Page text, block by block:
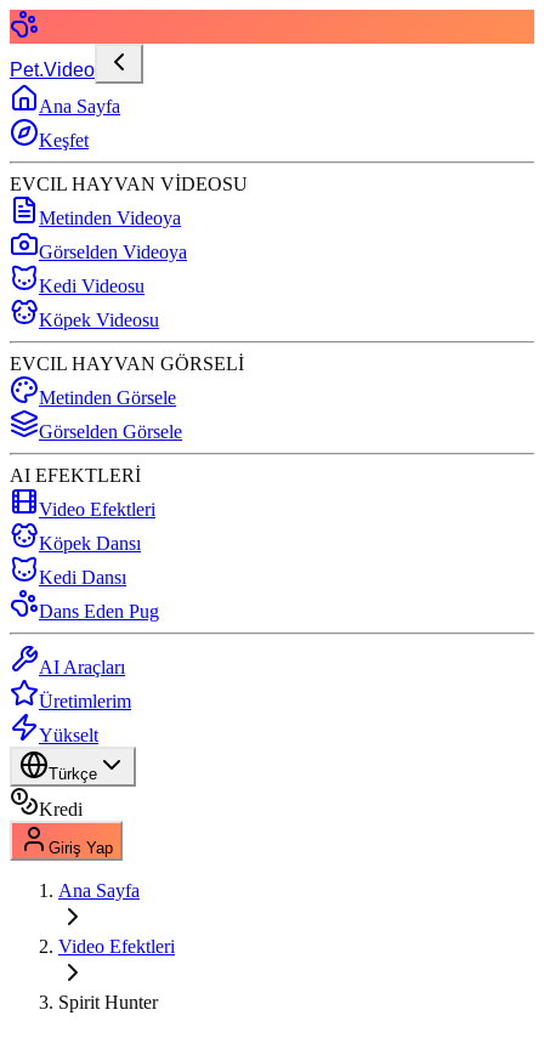
Pet.Video
Ana Sayfa
Keşfet
EVCIL HAYVAN VİDEOSU
Metinden Videoya
Görselden Videoya
Kedi Videosu
Köpek Videosu
EVCIL HAYVAN GÖRSELİ
Metinden Görsele
Görselden Görsele
AI EFEKTLERİ
Video Efektleri
Köpek Dansı
Kedi Dansı
Dans Eden Pug
AI Araçları
Üretimlerim
Yükselt
Türkçe
Kredi
Giriş Yap
Ana Sayfa
Video Efektleri
Spirit Hunter